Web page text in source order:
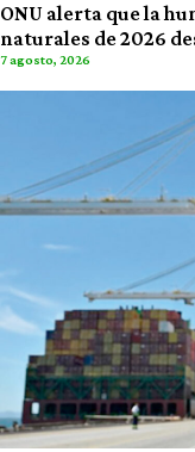
ONU alerta que la
naturales de 2026
7 agosto, 2026